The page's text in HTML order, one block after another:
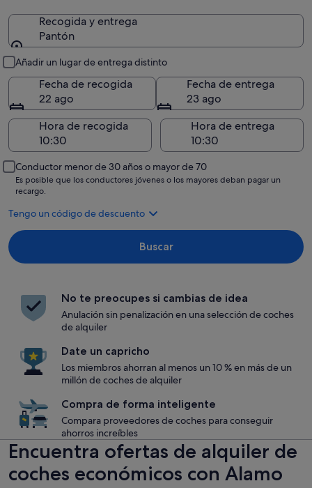
Recogida y entrega
Pantón
Añadir un lugar de entrega distinto
Fecha de recogida
22 ago
Fecha de entrega
23 ago
Hora de recogida
Hora de entrega
Conductor menor de 30 años o mayor de 70
Es posible que los conductores jóvenes o los mayores deban pagar un
recargo.
Tengo un código de descuento
Buscar
No te preocupes si cambias de idea
Anulación sin penalización en una selección de coches
de alquiler
Date un capricho
Los miembros ahorran al menos un 10 % en más de un
millón de coches de alquiler
Compra de forma inteligente
Compara proveedores de coches para conseguir
ahorros increíbles
Encuentra ofertas de alquiler de
coches económicos con Alamo